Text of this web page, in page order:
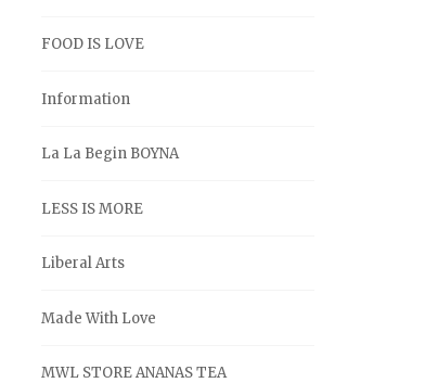
FOOD IS LOVE
Information
La La Begin BOYNA
LESS IS MORE
Liberal Arts
Made With Love
MWL STORE ANANAS TEA